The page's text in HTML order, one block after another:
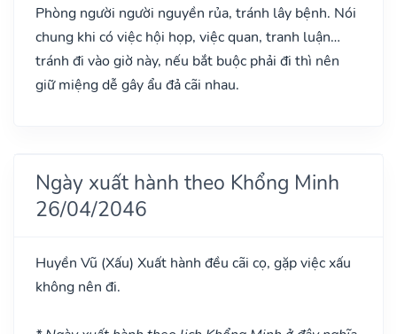
Phòng người người nguyền rủa, tránh lây bệnh. Nói
chung khi có việc hội họp, việc quan, tranh luận…
tránh đi vào giờ này, nếu bắt buộc phải đi thì nên
giữ miệng dễ gây ẩu đả cãi nhau.
Ngày xuất hành theo Khổng Minh
26/04/2046
Huyền Vũ (Xấu) Xuất hành đều cãi cọ, gặp việc xấu
không nên đi.